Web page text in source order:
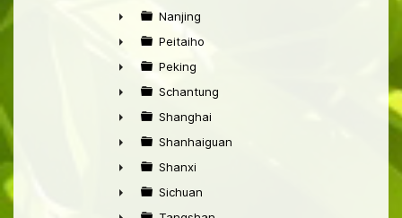
►
►
Nanjing
►
Peitaiho
►
Peking
►
Schantung
►
Shanghai
►
Shanhaiguan
►
Shanxi
Sichuan